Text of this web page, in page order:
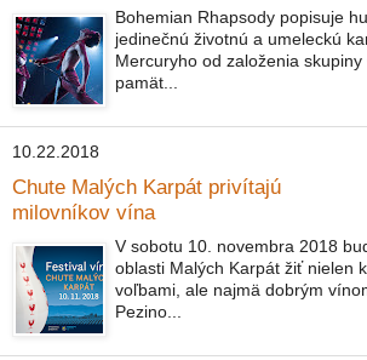
Bohemian Rhapsody popisuje
jedinečnú životnú a umeleckú
Mercuryho od založenia
pamät...
10.22.2018
Chute Malých Karpát privítajú
milovníkov vína
V sobotu 10. novembra 2018
oblasti Malých Karpát žiť nielen
voľbami, ale najmä dobrým
Pezino...